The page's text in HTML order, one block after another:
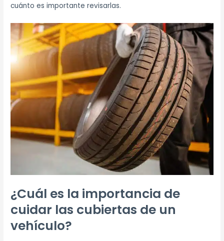
cuánto es importante revisarlas.
¿Cuál es la importancia de
cuidar las cubiertas de un
vehículo?